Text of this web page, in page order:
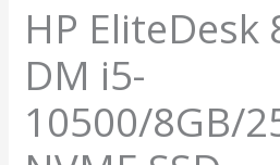
HP EliteDesk
DM i5-
10500/8GB/
NVME
SSD
mennyiség